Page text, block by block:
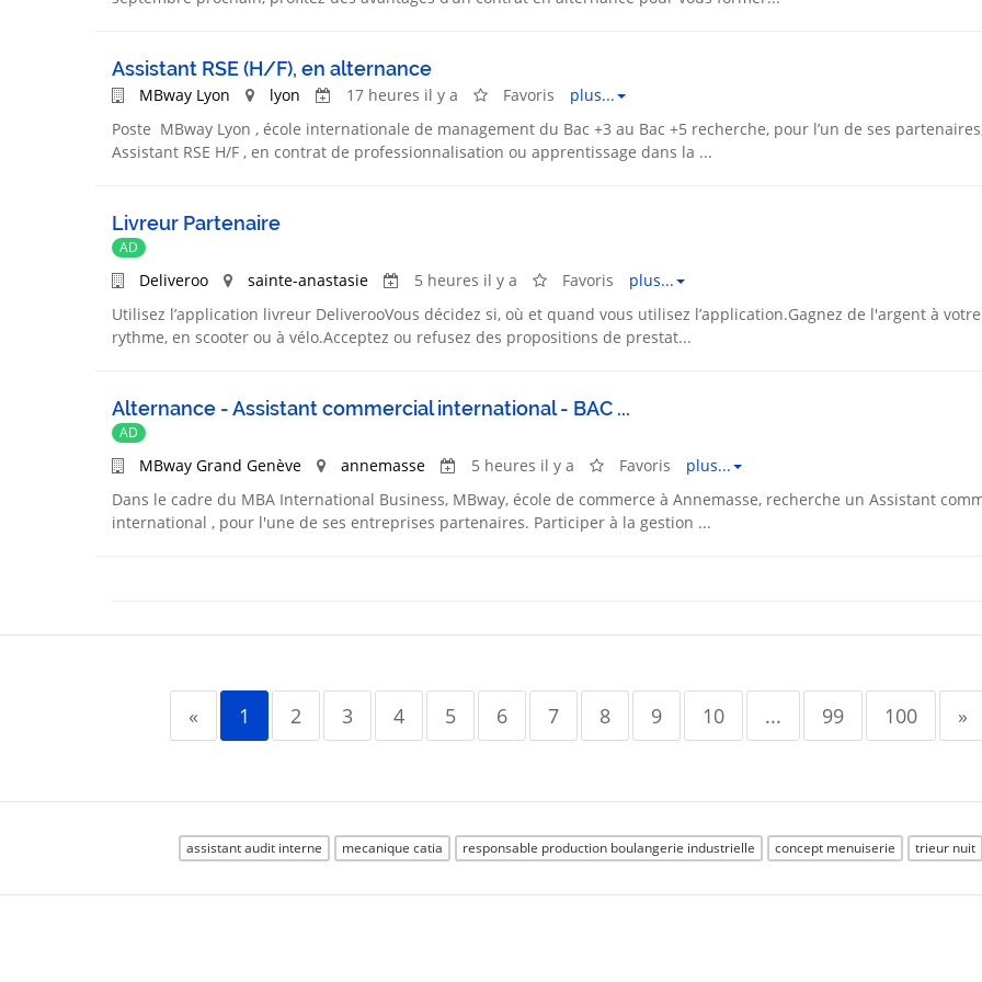
Assistant RSE (H/F), en alternance
MBway Lyon lyon 17 heures il y a Favoris
plus...
Poste MBway Lyon , école internationale de management du Bac +3 au Bac +5 recherche, pour l’un de ses
Assistant RSE H/F , en contrat de professionnalisation ou apprentissage dans la ...
Livreur Partenaire
AD
Deliveroo sainte-anastasie 5 heures il y a Favoris
plus...
Utilisez l’application livreur DeliverooVous décidez si, où et quand vous utilisez l’application.Gagnez de l'argent à votre
rythme, en scooter ou à vélo.Acceptez ou refusez des propositions de prestat...
Alternance - Assistant commercial international - BAC ...
AD
MBway Grand Genève annemasse 5 heures il y a Favoris
plus...
Dans le cadre du MBA International Business, MBway, école de commerce à Annemasse, recherche un Assistant
international , pour l'une de ses entreprises partenaires. Participer à la gestion ...
« 1 2 3 4 5 6 7 8 9 10 ... 99 100 »
assistant audit interne mecanique catia responsable production boulangerie industrielle concept menuiserie trieur nuit